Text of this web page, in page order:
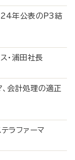
年公表のP3結
浦田社長
会計処理の適正
ラファーマ